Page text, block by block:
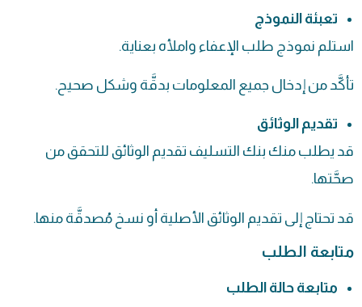
تعبئة النموذج
استلم نموذج طلب الإعفاء واملأه بعناية.
تأكَّد من إدخال جميع المعلومات بدقَّة وشكل صحيح.
تقديم الوثائق
قد يطلب منك بنك التسليف تقديم الوثائق للتحقق من
صحَّتها.
قد تحتاج إلى تقديم الوثائق الأصلية أو نسخ مُصدقَّة منها.
متابعة الطلب
متابعة حالة الطلب